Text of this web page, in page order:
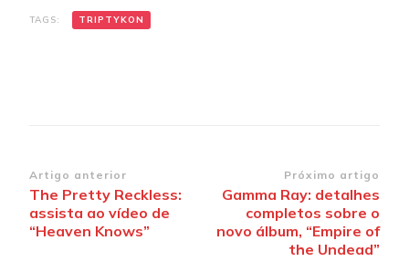
TAGS: TRIPTYKON
Navegação
de
post
Artigo anterior
The Pretty Reckless:
assista ao vídeo de
“Heaven Knows”
Próximo artigo
Gamma Ray: detalhes
completos sobre o
novo álbum, “Empire of
the Undead”